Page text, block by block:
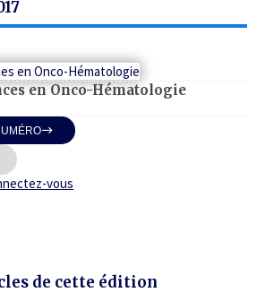
en Onco-Hématologie
vous
de cette édition